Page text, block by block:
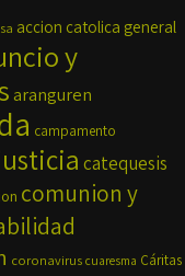
accion catolica general
y
aranguren
campamento
catequesis
comunion y
coronavirus cuaresma Cáritas